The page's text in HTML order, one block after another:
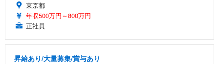
東京都
年収500万円～800万円
正社員
昇給あり/大量募集/賞与あり